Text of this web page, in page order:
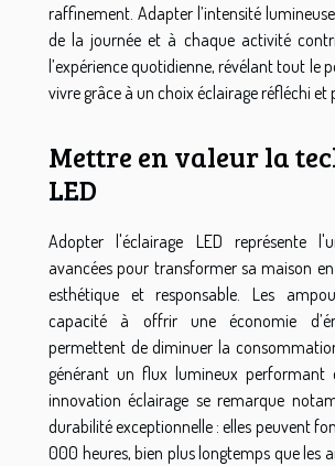
raffinement. Adapter l’intensité
de la journée et à chaque activité
l’expérience quotidienne, révélant tout le
vivre grâce à un choix éclairage réfléchi et
Mettre en valeur la
LED
Adopter l'éclairage LED représente
avancées pour transformer sa maison
esthétique et responsable. Les
capacité à offrir une économie
permettent de diminuer la
générant un flux lumineux performant
innovation éclairage se remarque
durabilité exceptionnelle : elles peuvent
000 heures, bien plus longtemps que les